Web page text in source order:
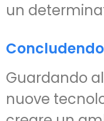
un
Concludendo
Guardando
nuove